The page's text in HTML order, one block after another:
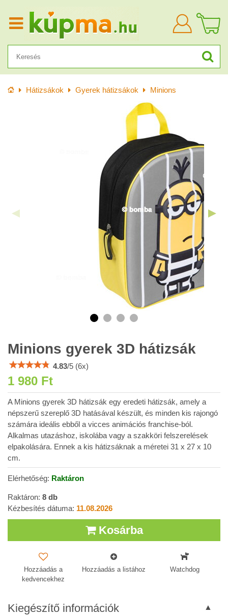
KezdőlapHátizsákok Gyerek hátizsákok Minions
Minions gyerek 3D hátizsák
4.83/5 (6x)
1 980 Ft
A Minions gyerek 3D hátizsák egy eredeti hátizsák, amely a
népszerű szereplő 3D hatásával készült, és minden kis rajongó
számára ideális ebből a vicces animációs franchise‑ból.
Alkalmas utazáshoz, iskolába vagy a szakköri felszerelések
elpakolására. Ennek a kis hátizsáknak a méretei 31 x 27 x 10
cm.
Elérhetőség: Raktáron
Raktáron: 8 db
Kézbesítés dátuma: 11.08.2026
Kosárba
Hozzáadás a
kedvencekhez
Hozzáadás a listához Watchdog
Kiegészítő információk